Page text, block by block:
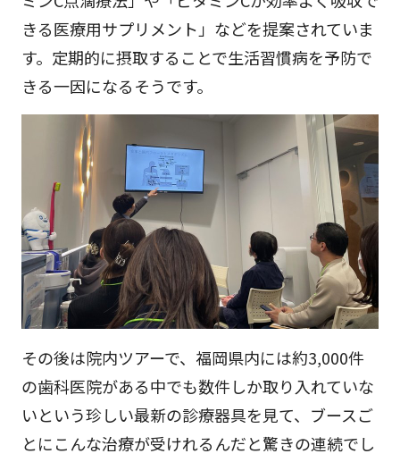
きる医療用サプリメント」などを提案されていま
す。定期的に摂取することで生活習慣病を予防で
きる一因になるそうです。
その後は院内ツアーで、福岡県内には約3,000件
の歯科医院がある中でも数件しか取り入れていな
いという珍しい最新の診療器具を見て、ブースご
とにこんな治療が受けれるんだと驚きの連続でし